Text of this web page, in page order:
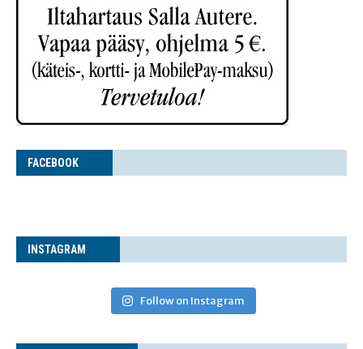
FACE­BOOK
INS­TA­GRAM
Follow on Instagram